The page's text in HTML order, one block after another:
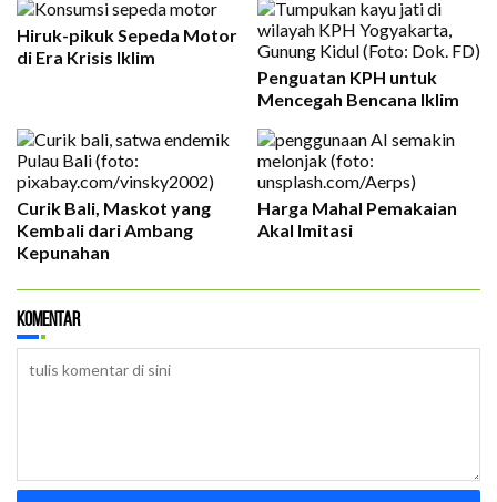
Hiruk-pikuk Sepeda Motor
di Era Krisis Iklim
Penguatan KPH untuk
Mencegah Bencana Iklim
Curik Bali, Maskot yang
Kembali dari Ambang
Kepunahan
Harga Mahal Pemakaian
Akal Imitasi
Komentar